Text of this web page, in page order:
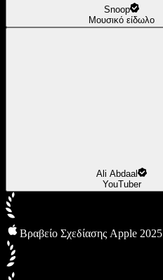
Snoop
Μουσικό είδωλο
Ali Abdaal
YouTuber
Βραβείο Σχεδίασης Apple 2025